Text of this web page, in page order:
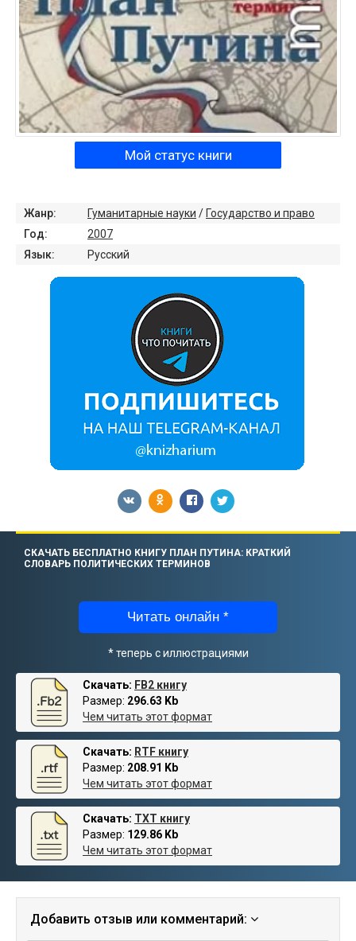
Мой статус книги
Жанр: Гуманитарные науки / Государство и право
Год:
2007
Язык:
Русский
СКАЧАТЬ БЕСПЛАТНО КНИГУ ПЛАН ПУТИНА: КРАТКИЙ
СЛОВАРЬ ПОЛИТИЧЕСКИХ ТЕРМИНОВ
Читать онлайн *
* теперь с иллюстрациями
Скачать: FB2 книгу
Размер: 296.63 Kb
Чем читать этот формат
Скачать: RTF книгу
Размер: 208.91 Kb
Чем читать этот формат
Скачать: TXT книгу
Размер: 129.86 Kb
Чем читать этот формат
Добавить отзыв или комментарий: